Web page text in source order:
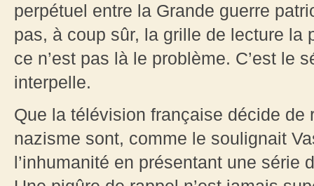
perpétuel entre la Grande guerre
pas, à coup sûr, la grille de lecture
ce n’est pas là le problème. C’est le
interpelle.
Que la télévision française décide de
nazisme sont, comme le soulignait
l’inhumanité en présentant une série